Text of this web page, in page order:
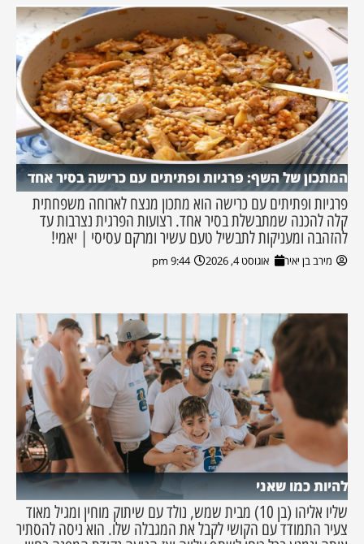
המתכון של השף: פרגיות ופתיתים עם כרישה בסיר אחד
פרגיות ופתיתים עם כרישה הוא מתכון מנצח לארוחה משפחתית
קלה להכנה שמתבשלת בסיר אחד. רצועות הפרגית נצרבות עד
להזהבה ומעניקות לתבשיל טעם עשיר ומרקם עסיסי | יאמי!
מירב בן יאיר אוגוסט 4, 2026 9:44 pm
להיות כמו שאני
שליו אליהו (בן 10) מבית שמש, נולד עם שיתוק מוחין ומגיל מאוד
צעיר התמודד עם הקושי לקבל את המגבלה שלו. הוא ניסה להסתיר